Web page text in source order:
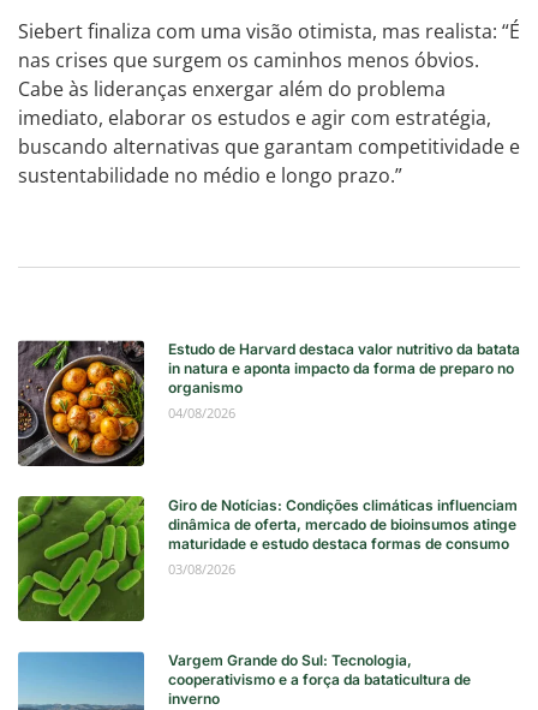
Siebert finaliza com uma visão otimista, mas realista: “É
nas crises que surgem os caminhos menos óbvios.
Cabe às lideranças enxergar além do problema
imediato, elaborar os estudos e agir com estratégia,
buscando alternativas que garantam competitividade e
sustentabilidade no médio e longo prazo.”
Estudo de Harvard destaca valor nutritivo da batata
in natura e aponta impacto da forma de preparo no
organismo
04/08/2026
Giro de Notícias: Condições climáticas influenciam
dinâmica de oferta, mercado de bioinsumos atinge
maturidade e estudo destaca formas de consumo
03/08/2026
Vargem Grande do Sul: Tecnologia,
cooperativismo e a força da bataticultura de
inverno